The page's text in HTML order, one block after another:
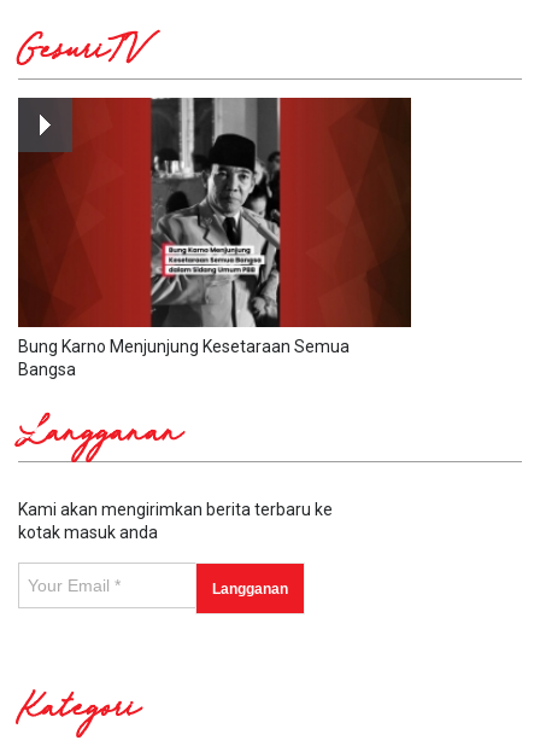
GesuriTV
Bung Karno Menjunjung Kesetaraan Semua
Bangsa
Langganan
Kami akan mengirimkan berita terbaru ke
kotak masuk anda
Kategori